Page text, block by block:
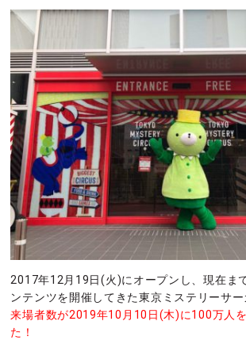
2017年12月19日(火)にオープンし、現在ま
ンテンツを開催してきた東京ミステリーサー
来場者数が2019年10月10日(木)に100万人
た！